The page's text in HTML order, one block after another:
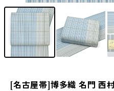
[名古屋帯]博多織 名門 西